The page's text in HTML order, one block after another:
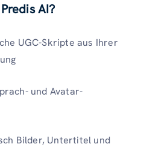
AI?
UGC-Skripte aus Ihrer
und Avatar-
Bilder, Untertitel und